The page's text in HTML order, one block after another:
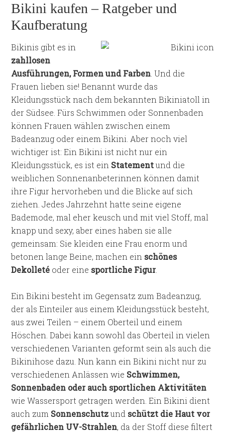
Bikini kaufen – Ratgeber und
Kaufberatung
Bikinis gibt es in
zahllosen
Ausführungen, Formen und Farben . Und die
Frauen lieben sie! Benannt wurde das
Kleidungsstück nach dem bekannten Bikiniatoll in
der Südsee. Fürs Schwimmen oder Sonnenbaden
können Frauen wählen zwischen einem
Badeanzug oder einem Bikini. Aber noch viel
wichtiger ist: Ein Bikini ist nicht nur ein
Kleidungsstück, es ist ein Statementund die
weiblichen Sonnenanbeterinnen können damit
ihre Figur hervorheben und die Blicke auf sich
ziehen. Jedes Jahrzehnt hatte seine eigene
Bademode, mal eher keusch und mit viel Stoff, mal
knapp und sexy, aber eines haben sie alle
gemeinsam: Sie kleiden eine Frau enorm und
betonen lange Beine, machen ein schönes
Dekolleté oder eine sportliche Figur.
Ein Bikini besteht im Gegensatz zum Badeanzug,
der als Einteiler aus einem Kleidungsstück besteht,
aus zwei Teilen – einem Oberteil und einem
Höschen. Dabei kann sowohl das Oberteil in vielen
verschiedenen Varianten geformt sein als auch die
Bikinihose dazu. Nun kann ein Bikini nicht nur zu
verschiedenen Anlässen wie Schwimmen,
Sonnenbaden oder auch sportlichen Aktivitäten
wie Wassersport getragen werden. Ein Bikini dient
auch zum Sonnenschutzund schützt die Haut vor
gefährlichen UV-Strahlen, da der Stoff diese filtert